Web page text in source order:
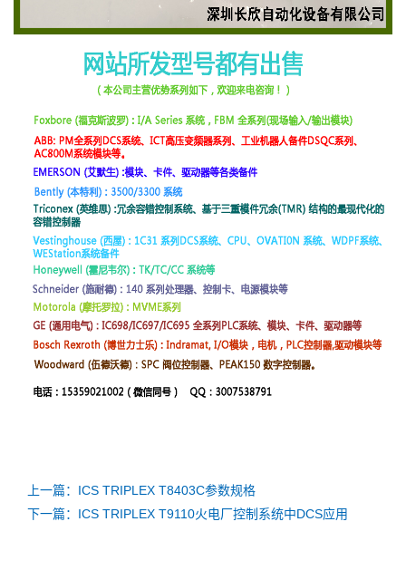
上一篇：ICS TRIPLEX T8403C参数规格
下一篇：ICS TRIPLEX T9110火电厂控制系统中DCS应用